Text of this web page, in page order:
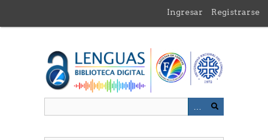
contenido
Ingresar Registrarse